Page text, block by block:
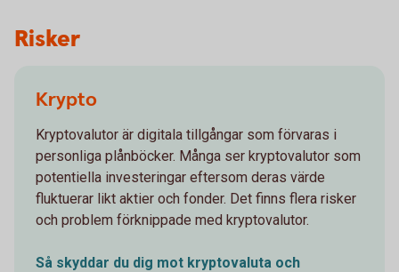
Risker
Krypto
Kryptovalutor är digitala tillgångar som förvaras i
personliga plånböcker. Många ser kryptovalutor som
potentiella investeringar eftersom deras värde
fluktuerar likt aktier och fonder. Det finns flera risker
och problem förknippade med kryptovalutor.
Så skyddar du dig mot kryptovaluta och